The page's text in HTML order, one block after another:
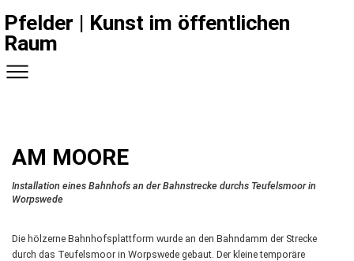
Pfelder | Kunst im öffentlichen
Raum
AM MOORE
Installation eines Bahnhofs an der Bahnstrecke durchs Teufelsmoor in
Worpswede
Die hölzerne Bahnhofsplattform wurde an den Bahndamm der Strecke
durch das Teufelsmoor in Worpswede gebaut. Der kleine temporäre